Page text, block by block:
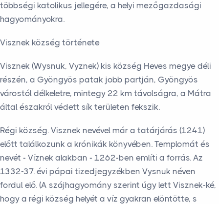
többségi katolikus jellegére, a helyi mezőgazdasági
hagyományokra.
Visznek község története
Visznek (Wysnuk, Vyznek) kis község Heves megye déli
részén, a Gyöngyös patak jobb partján, Gyöngyös
várostól délkeletre, mintegy 22 km távolságra, a Mátra
által északról védett sík területen fekszik.
Régi község. Visznek nevével már a tatárjárás (1241)
előtt találkozunk a krónikák könyvében. Templomát és
nevét - Víznek alakban - 1262-ben említi a forrás. Az
1332-37. évi pápai tizedjegyzékben Vysnuk néven
fordul elő. (A szájhagyomány szerint úgy lett Visznek-ké,
hogy a régi község helyét a víz gyakran elöntötte, s